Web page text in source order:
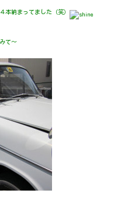
本納まってました（笑）
て～